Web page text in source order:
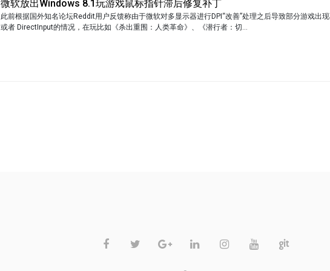
微软放出Windows 8.1玩游戏鼠标指针滞后修复补丁
此前根据国外知名论坛Reddit用户反馈称由于微软对多显示器进行DPI“改善”处理之后导致部分游戏出
或者 DirectInput的情况，在玩比如《杀出重围：人类革命》、《潜行者：切...